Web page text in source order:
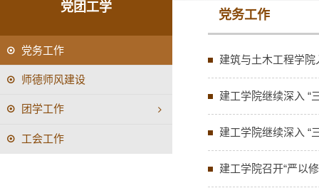
党团工学
党务工作
师德师风建设
团学工作
工会工作
党务工作
建筑与土木工程学
建工学院继续深入 “
建工学院继续深入 “
建工学院召开“严以